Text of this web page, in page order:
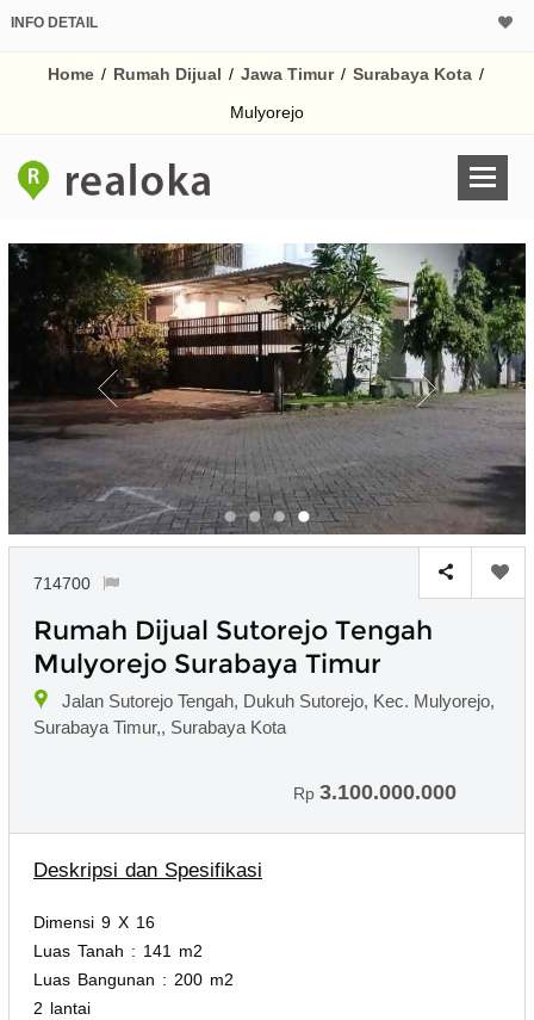
INFO DETAIL
Home / Rumah Dijual / Jawa Timur / Surabaya Kota /
Mulyorejo
714700
Rumah Dijual Sutorejo Tengah
Mulyorejo Surabaya Timur
Jalan Sutorejo Tengah, Dukuh Sutorejo, Kec. Mulyorejo,
Surabaya Timur,, Surabaya Kota
Rp 3.100.000.000
Deskripsi dan Spesifikasi
Dimensi 9 X 16
Luas Tanah : 141 m2
Luas Bangunan : 200 m2
2 lantai
Harga Rp
% /th
Untuk hasil simulasi
pada kotak-
Simpan